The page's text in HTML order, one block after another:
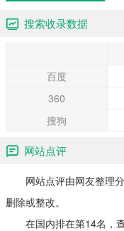
搜索收录数据
百度
360
搜狗
网站点评
网站点评由网友整理分
删除或整改。
在国内排在第14名，查